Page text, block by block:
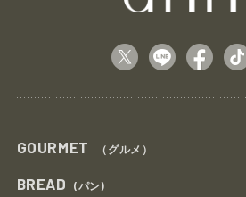
GOURMET （グルメ）
BREAD (パン)